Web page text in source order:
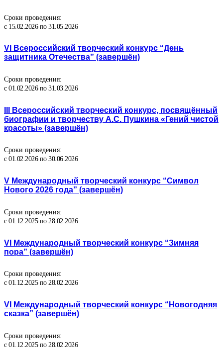
Сроки проведения:
с 15.02.2026 по 31.05.2026
VI Всероссийский творческий конкурс “День
защитника Отечества” (завершён)
Сроки проведения:
с 01.02.2026 по 31.03.2026
III Всероссийский творческий конкурс, посвящённый
биографии и творчеству А.С. Пушкина «Гений чистой
красоты» (завершён)
Сроки проведения:
с 01.02.2026 по 30.06.2026
V Международный творческий конкурс “Символ
Нового 2026 года” (завершён)
Сроки проведения:
с 01.12.2025 по 28.02.2026
VI Международный творческий конкурс “Зимняя
пора” (завершён)
Сроки проведения:
с 01.12.2025 по 28.02.2026
VI Международный творческий конкурс “Новогодняя
сказка” (завершён)
Сроки проведения:
с 01.12.2025 по 28.02.2026